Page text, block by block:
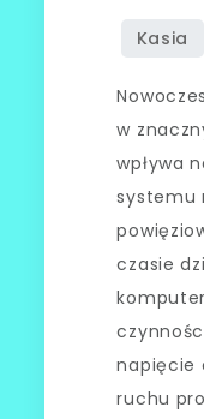
w
wpływa
systemu
czasie
napięcie
ruchu